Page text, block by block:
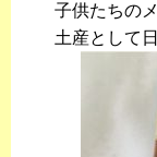
子供たちの
土産として